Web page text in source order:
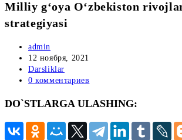
Milliy g‘oya O‘zbekiston
strategiyasi
Автор
записи:
admin
Запись
опубликована:
12 ноября, 2021
Рубрика
записи:
Darsliklar
Комментарии
записи:
0 комментариев
DO`STLARGA ULASHING: